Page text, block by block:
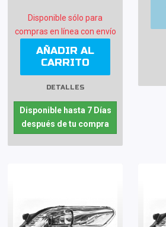
Disponible sólo para
compras en línea con envío
AÑADIR AL
CARRITO
DETALLES
Disponible hasta 7 Días
después de tu compra